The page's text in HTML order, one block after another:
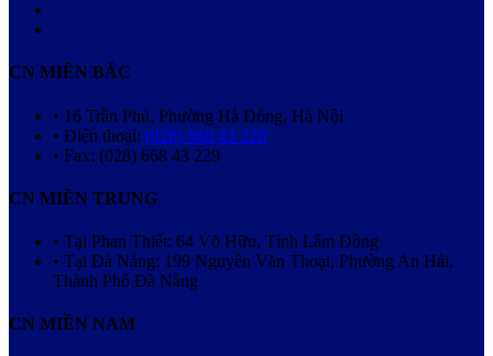
CN MIỀN BẮC
• 16 Trần Phú, Phường Hà Đông, Hà Nội
• Điện thoại: (028) 668 43 228
• Fax: (028) 668 43 229
CN MIỀN TRUNG
• Tại Phan Thiết: 64 Võ Hữu, Tỉnh Lâm Đồng
• Tại Đà Nẵng: 199 Nguyễn Văn Thoại, Phường An Hải,
Thành Phố Đà Nẵng
CN MIỀN NAM